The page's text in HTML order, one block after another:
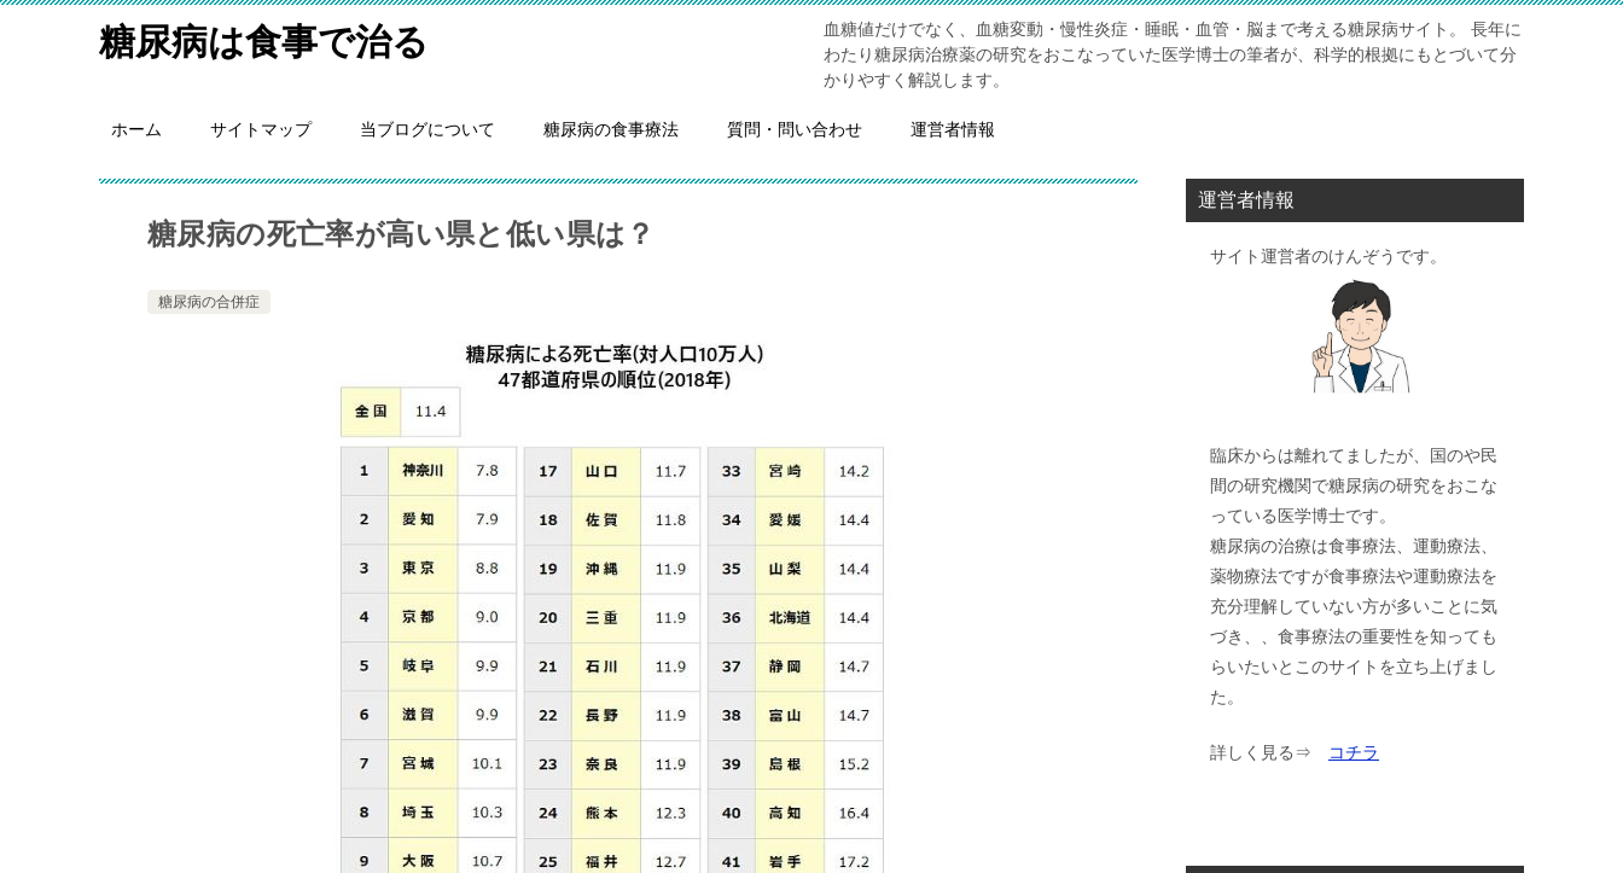
糖尿病は食事で治る
血糖値だけでなく、血糖変動・慢性炎症・睡眠・血管・脳まで考える糖尿病サイト。 長年に
わたり糖尿病治療薬の研究をおこなっていた医学博士の筆者が、科学的根拠にもとづいて分
かりやすく解説します。
ホーム サイトマップ 当ブログについて 糖尿病の食事療法 質問・問い合わせ 運営者情報
糖尿病の死亡率が高い県と低い県は？
糖尿病の合併症
運営者情報
サイト運営者のけんぞうです。
臨床からは離れてましたが、国のや民
間の研究機関で糖尿病の研究をおこな
っている医学博士です。
糖尿病の治療は食事療法、運動療法、
薬物療法ですが食事療法や運動療法を
充分理解していない方が多いことに気
づき、、食事療法の重要性を知っても
らいたいとこのサイトを立ち上げまし
た。
詳しく見る⇒ コチラ